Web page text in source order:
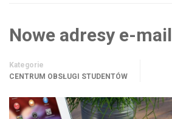
Nowe adresy e-mail
Kategorie
CENTRUM OBSŁUGI STUDENTÓW